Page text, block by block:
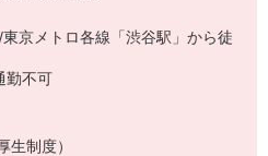
京メトロ各線「渋谷駅」から徒
勤不可
制度）